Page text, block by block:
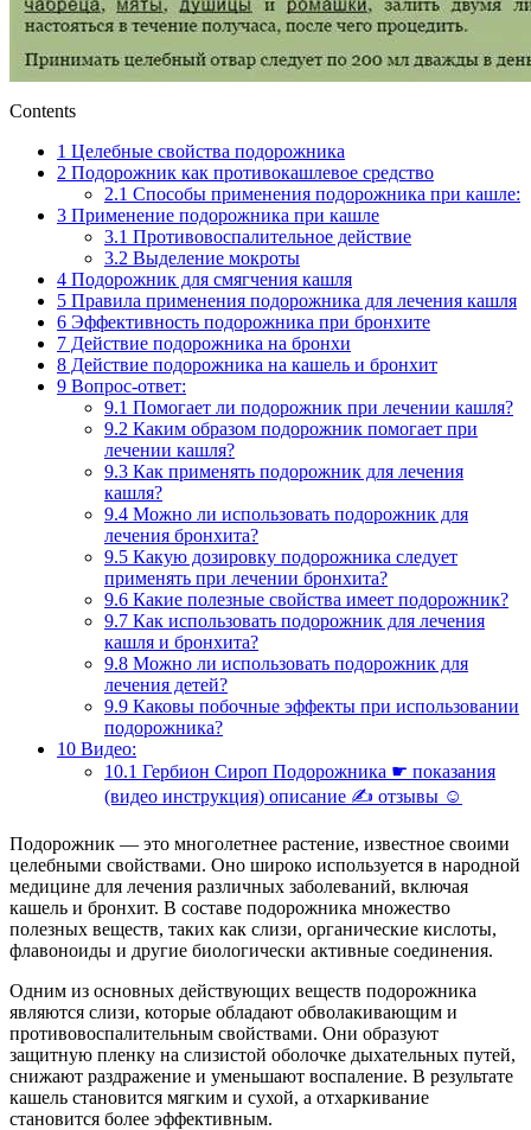
Contents
1 Целебные свойства подорожника
2 Подорожник как противокашлевое средство
2.1 Способы применения подорожника при кашле:
3 Применение подорожника при кашле
3.1 Противовоспалительное действие
3.2 Выделение мокроты
4 Подорожник для смягчения кашля
5 Правила применения подорожника для лечения кашля
6 Эффективность подорожника при бронхите
7 Действие подорожника на бронхи
8 Действие подорожника на кашель и бронхит
9 Вопрос-ответ:
9.1 Помогает ли подорожник при лечении кашля?
9.2 Каким образом подорожник помогает при
лечении кашля?
9.3 Как применять подорожник для лечения
кашля?
9.4 Можно ли использовать подорожник для
лечения бронхита?
9.5 Какую дозировку подорожника следует
применять при лечении бронхита?
9.6 Какие полезные свойства имеет подорожник?
9.7 Как использовать подорожник для лечения
кашля и бронхита?
9.8 Можно ли использовать подорожник для
лечения детей?
9.9 Каковы побочные эффекты при использовании
подорожника?
10 Видео:
10.1 Гербион Сироп Подорожника ☛ показания
(видео инструкция) описание ✍ отзывы ☺️
Подорожник — это многолетнее растение, известное своими
целебными свойствами. Оно широко используется в народной
медицине для лечения различных заболеваний, включая
кашель и бронхит. В составе подорожника множество
полезных веществ, таких как слизи, органические кислоты,
флавоноиды и другие биологически активные соединения.
Одним из основных действующих веществ подорожника
являются слизи, которые обладают обволакивающим и
противовоспалительным свойствами. Они образуют
защитную пленку на слизистой оболочке дыхательных путей,
снижают раздражение и уменьшают воспаление. В результате
кашель становится мягким и сухой, а отхаркивание
становится более эффективным.